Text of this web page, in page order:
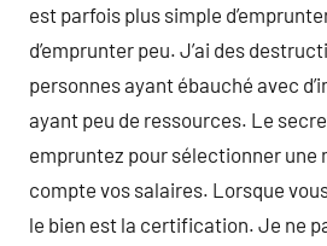
est parfois plus simple
d’emprunter peu. J’ai des
personnes ayant ébauché avec
ayant peu de ressources. Le
empruntez pour sélectionner une
compte vos salaires. Lorsque
le bien est la certification. Je ne